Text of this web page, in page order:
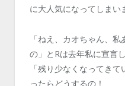
に大人気になってしまい
「ねえ、カオちゃん、
の」とRは去年私に宣言し
「残り少なくなってき
ったらどうするの！